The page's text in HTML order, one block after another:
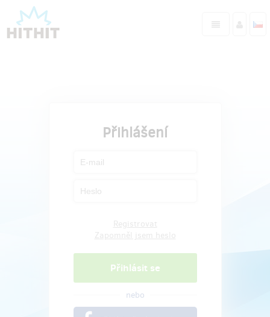
Přihlášení
nebo